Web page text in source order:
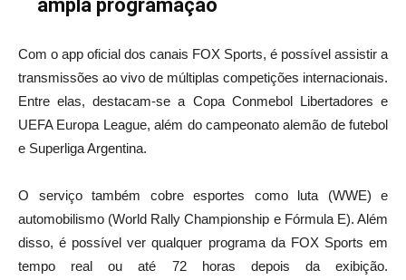
ampla programação
Com o app oficial dos canais FOX Sports, é possível assistir a
transmissões ao vivo de múltiplas competições internacionais.
Entre elas, destacam-se a Copa Conmebol Libertadores e
UEFA Europa League, além do campeonato alemão de futebol
e Superliga Argentina.
O serviço também cobre esportes como luta (WWE) e
automobilismo (World Rally Championship e Fórmula E). Além
disso, é possível ver qualquer programa da FOX Sports em
tempo real ou até 72 horas depois da exibição.